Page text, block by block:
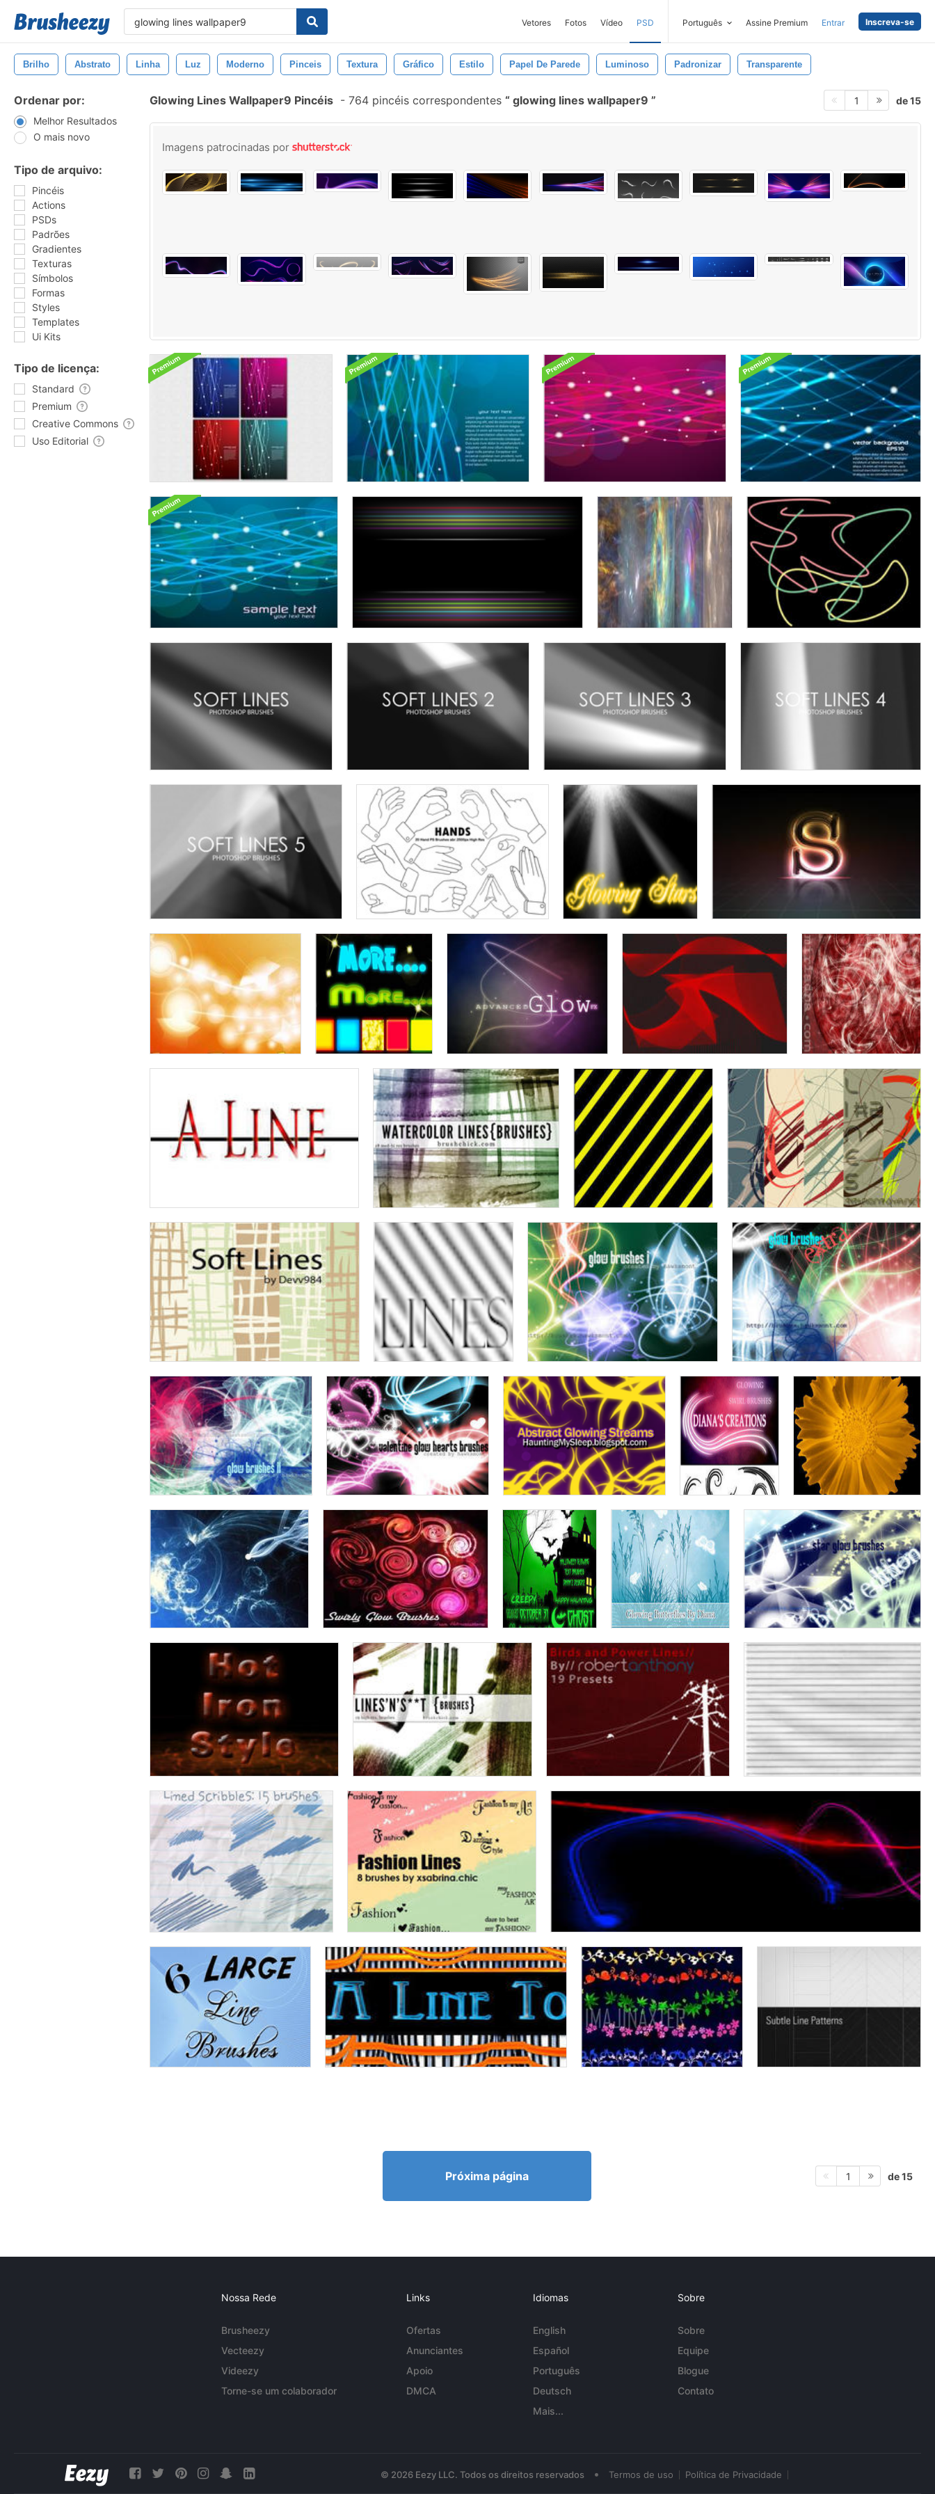
Vetores Fotos Vídeo PSD Português Assine Premium Entrar Inscreva-se
Brilho Abstrato Linha Luz Moderno Pinceis Textura Gráfico Estilo Papel De Parede Luminoso Padronizar Transparente
Ordenar por:
Melhor Resultados
O mais novo
Tipo de arquivo:
Pincéis
Actions
PSDs
Padrões
Gradientes
Texturas
Símbolos
Formas
Styles
Templates
Ui Kits
Tipo de licença:
Standard
Premium
Creative Commons
Uso Editorial
Glowing Lines Wallpaper9 Pincéis - 764 pincéis correspondentes glowing lines wallpaper9 1 de 15
Imagens patrocinadas por
Próxima página 1 de 15
Nossa Rede
Brusheezy
Vecteezy
Videezy
Torne-se um colaborador
Links
Ofertas
Anunciantes
Apoio
DMCA
Idiomas
English
Español
Português
Deutsch
Mais...
Sobre
Sobre
Equipe
Blogue
Contato
© 2026 Eezy LLC. Todos os direitos reservados • Termos de uso Política de Privacidade